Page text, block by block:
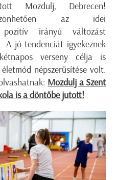
Mozdulj, Debrecen!
az idei
pozitív irányú változást
A jó tendenciát igyekeznek
verseny célja is
népszerűsítése volt.
Mozdulj a Szent
is a döntőbe jutott!